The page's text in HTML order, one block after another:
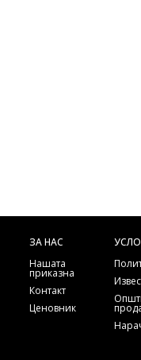
ЗА НАС
Нашата
приказна
Контакт
Ценовник